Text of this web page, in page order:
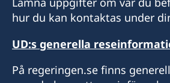
hur du kan kontaktas under
UD:s generella
På regeringen.se finns